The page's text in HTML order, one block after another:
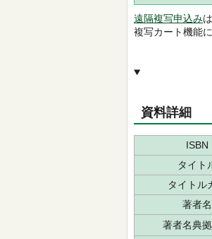
遠隔複写申込み
複写カート機能
資料詳細
ISBN
タイト
タイトル
著者名
著者名典